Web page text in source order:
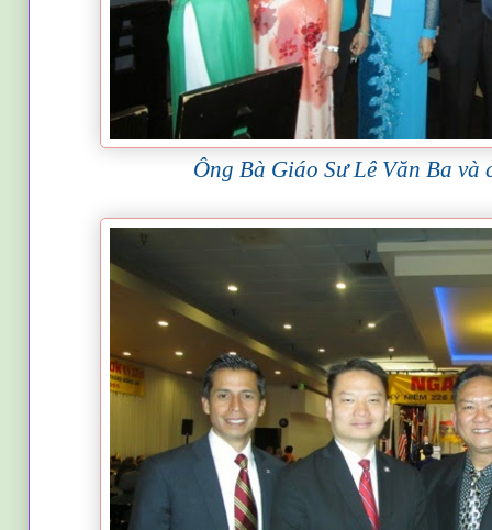
Ông Bà Giáo Sư Lê Văn Ba và